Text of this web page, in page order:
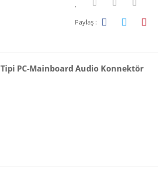
Paylaş :
Tipi PC-Mainboard Audio Konnektör